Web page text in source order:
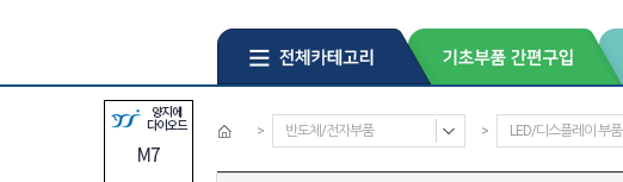
> 반도체/전자부품 > LED/디스플레이 부품